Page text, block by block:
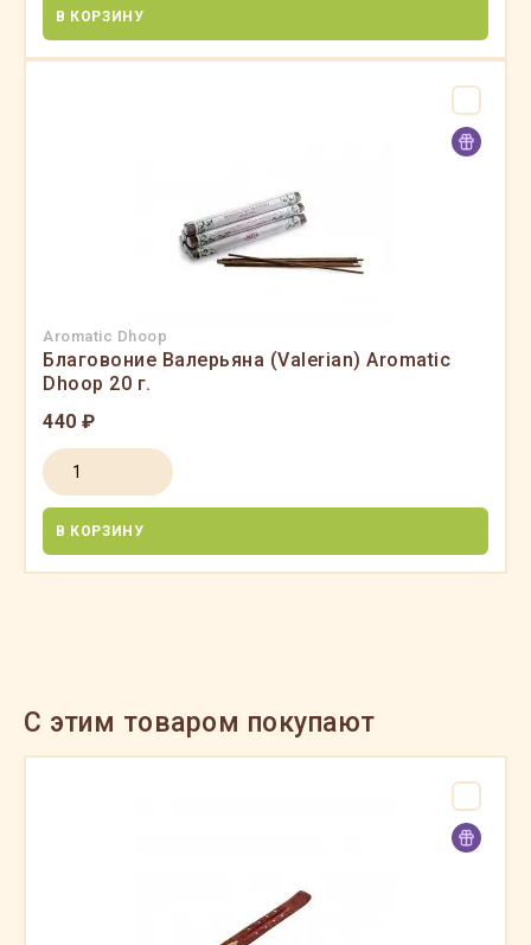
В КОРЗИНУ
Aromatic Dhoop
Благовоние Валерьяна (Valerian) Aromatic
Dhoop 20 г.
440 ₽
В КОРЗИНУ
C этим товаром покупают